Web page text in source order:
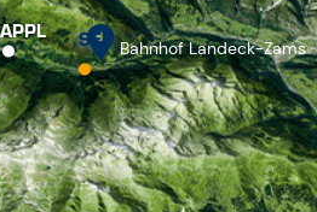
SEE Bahnhof Landeck-Zams